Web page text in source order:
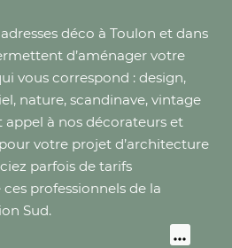
déco à Toulon et dans
d’aménager votre
vous correspond : design,
nature, scandinave, vintage
appel à nos décorateurs et
votre projet d’architecture
parfois de tarifs
professionnels de la
Sud.